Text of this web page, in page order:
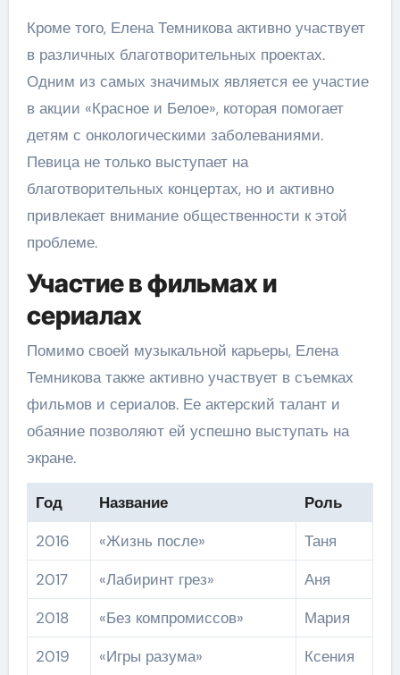
Кроме того, Елена Темникова активно участвует
в различных благотворительных проектах.
Одним из самых значимых является ее участие
в акции «Красное и Белое», которая помогает
детям с онкологическими заболеваниями.
Певица не только выступает на
благотворительных концертах, но и активно
привлекает внимание общественности к этой
проблеме.
Участие в фильмах и
сериалах
Помимо своей музыкальной карьеры, Елена
Темникова также активно участвует в съемках
фильмов и сериалов. Ее актерский талант и
обаяние позволяют ей успешно выступать на
экране.
Год Название
Роль
2016
«Жизнь после»
Таня
2017
«Лабиринт грез»
Аня
2018
«Без компромиссов»
Мария
2019
«Игры разума»
Ксения